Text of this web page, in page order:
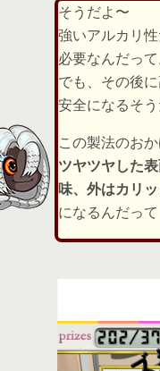
そうだよ〜
強いアルカリ
必要なんだって
でも、その後
安全になるそ
この製法のお
ツヤツヤした
味、外はカリ
になるんだって